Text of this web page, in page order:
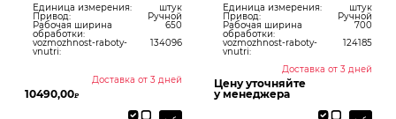
Единица измерения: штук
Привод: Ручной
Рабочая ширина
обработки:
650
vozmozhnost-raboty-
vnutri:
134096
Доставка от 3 дней
10490,00₽
Единица измерения: штук
Привод: Ручной
Рабочая ширина
обработки:
700
vozmozhnost-raboty-
vnutri:
124185
Доставка от 3 дней
Цену уточняйте
у менеджера